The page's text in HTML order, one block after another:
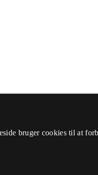
bruger cookies til at